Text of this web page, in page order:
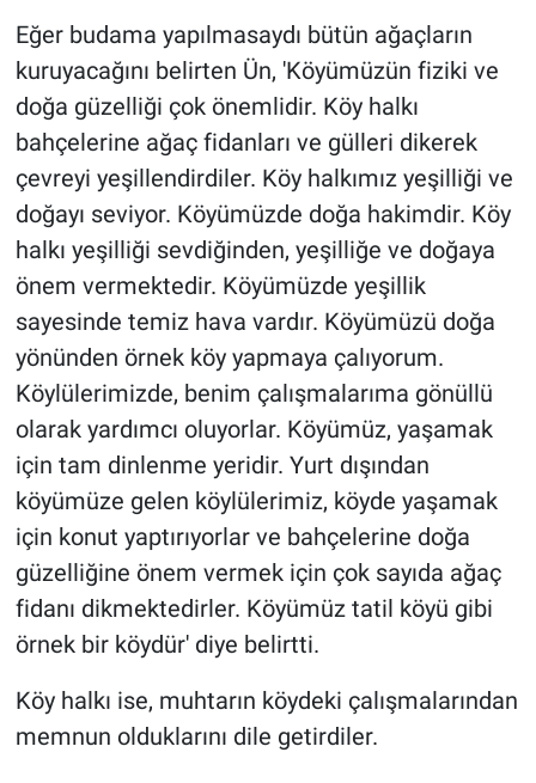
Eğer budama yapılmasaydı bütün ağaçların
kuruyacağını belirten Ün, 'Köyümüzün fiziki ve
doğa güzelliği çok önemlidir. Köy halkı
bahçelerine ağaç fidanları ve gülleri dikerek
çevreyi yeşillendirdiler. Köy halkımız yeşilliği ve
doğayı seviyor. Köyümüzde doğa hakimdir. Köy
halkı yeşilliği sevdiğinden, yeşilliğe ve doğaya
önem vermektedir. Köyümüzde yeşillik
sayesinde temiz hava vardır. Köyümüzü doğa
yönünden örnek köy yapmaya çalıyorum.
Köylülerimizde, benim çalışmalarıma gönüllü
olarak yardımcı oluyorlar. Köyümüz, yaşamak
için tam dinlenme yeridir. Yurt dışından
köyümüze gelen köylülerimiz, köyde yaşamak
için konut yaptırıyorlar ve bahçelerine doğa
güzelliğine önem vermek için çok sayıda ağaç
fidanı dikmektedirler. Köyümüz tatil köyü gibi
örnek bir köydür' diye belirtti.
Köy halkı ise, muhtarın köydeki çalışmalarından
memnun olduklarını dile getirdiler.